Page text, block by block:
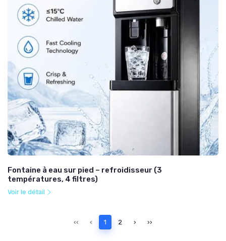
Fontaine à eau sur pied – refroidisseur (3
températures, 4 filtres)
Voir le détail
‹‹ ‹ 1 2 › ››